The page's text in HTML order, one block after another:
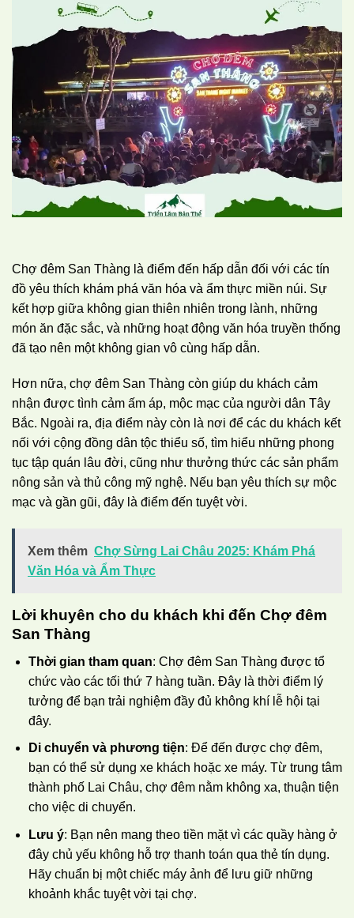
Chợ đêm San Thàng là điểm đến hấp dẫn đối với các tín
đồ yêu thích khám phá văn hóa và ẩm thực miền núi. Sự
kết hợp giữa không gian thiên nhiên trong lành, những
món ăn đặc sắc, và những hoạt động văn hóa truyền thống
đã tạo nên một không gian vô cùng hấp dẫn.
Hơn nữa, chợ đêm San Thàng còn giúp du khách cảm
nhận được tình cảm ấm áp, mộc mạc của người dân Tây
Bắc. Ngoài ra, địa điểm này còn là nơi để các du khách kết
nối với cộng đồng dân tộc thiểu số, tìm hiểu những phong
tục tập quán lâu đời, cũng như thưởng thức các sản phẩm
nông sản và thủ công mỹ nghệ. Nếu bạn yêu thích sự mộc
mạc và gần gũi, đây là điểm đến tuyệt vời.
Xem thêm Chợ Sừng Lai Châu 2025: Khám Phá
Văn Hóa và Ẩm Thực
Lời khuyên cho du khách khi đến Chợ đêm
San Thàng
Thời gian tham quan: Chợ đêm San Thàng được tổ
chức vào các tối thứ 7 hàng tuần. Đây là thời điểm lý
tưởng để bạn trải nghiệm đầy đủ không khí lễ hội tại
đây.
Di chuyển và phương tiện: Để đến được chợ đêm,
bạn có thể sử dụng xe khách hoặc xe máy. Từ trung tâm
thành phố Lai Châu, chợ đêm nằm không xa, thuận tiện
cho việc di chuyển.
Lưu ý: Bạn nên mang theo tiền mặt vì các quầy hàng ở
đây chủ yếu không hỗ trợ thanh toán qua thẻ tín dụng.
Hãy chuẩn bị một chiếc máy ảnh để lưu giữ những
khoảnh khắc tuyệt vời tại chợ.